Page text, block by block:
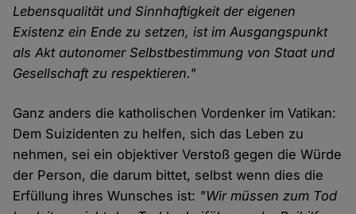
Lebensqualität und Sinnhaftigkeit der eigenen
Existenz ein Ende zu setzen, ist im Ausgangspunkt
als Akt autonomer Selbstbestimmung von Staat und
Gesellschaft zu respektieren."
Ganz anders die katholischen Vordenker im Vatikan:
Dem Suizidenten zu helfen, sich das Leben zu
nehmen, sei ein objektiver Verstoß gegen die Würde
der Person, die darum bittet, selbst wenn dies die
Erfüllung ihres Wunsches ist: "Wir müssen zum Tod